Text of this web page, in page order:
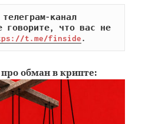
канал
говорите, что вас не
t.me/finside.
про обман в крипте: